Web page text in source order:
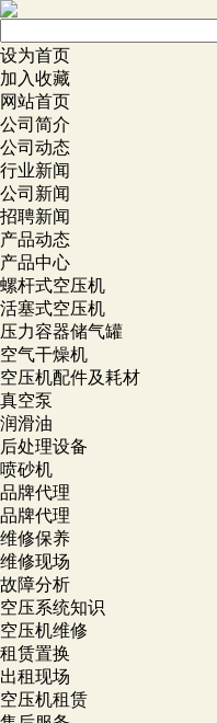
设为首页
加入收藏
网站首页
公司简介
公司动态
行业新闻
公司新闻
招聘新闻
产品动态
产品中心
螺杆式空压机
活塞式空压机
压力容器储气罐
空气干燥机
空压机配件及耗材
真空泵
润滑油
后处理设备
喷砂机
品牌代理
品牌代理
维修保养
维修现场
故障分析
空压系统知识
空压机维修
租赁置换
出租现场
空压机租赁